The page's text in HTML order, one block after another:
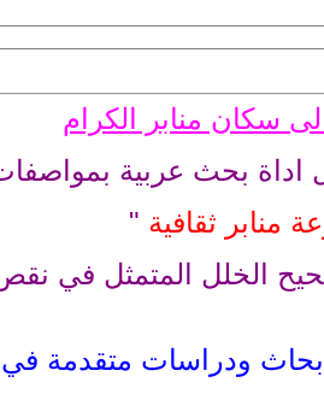
سكان منابر الكرام
اداة بحث عربية
منابر ثقافية "
الخلل المتمثل في
ودراسات متقدمة